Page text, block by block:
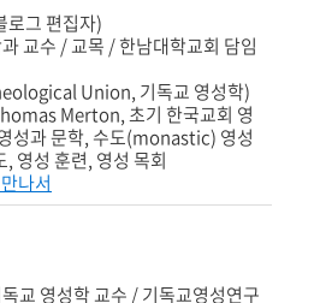
로그 편집자)
교수 / 교목 / 한남대학교회 담임
Union, 기독교 영성학)
Merton, 초기 한국교회 영
성과 문학, 수도(monastic) 영성
영성 훈련, 영성 목회
나서
교 영성학 교수 / 기독교영성연구